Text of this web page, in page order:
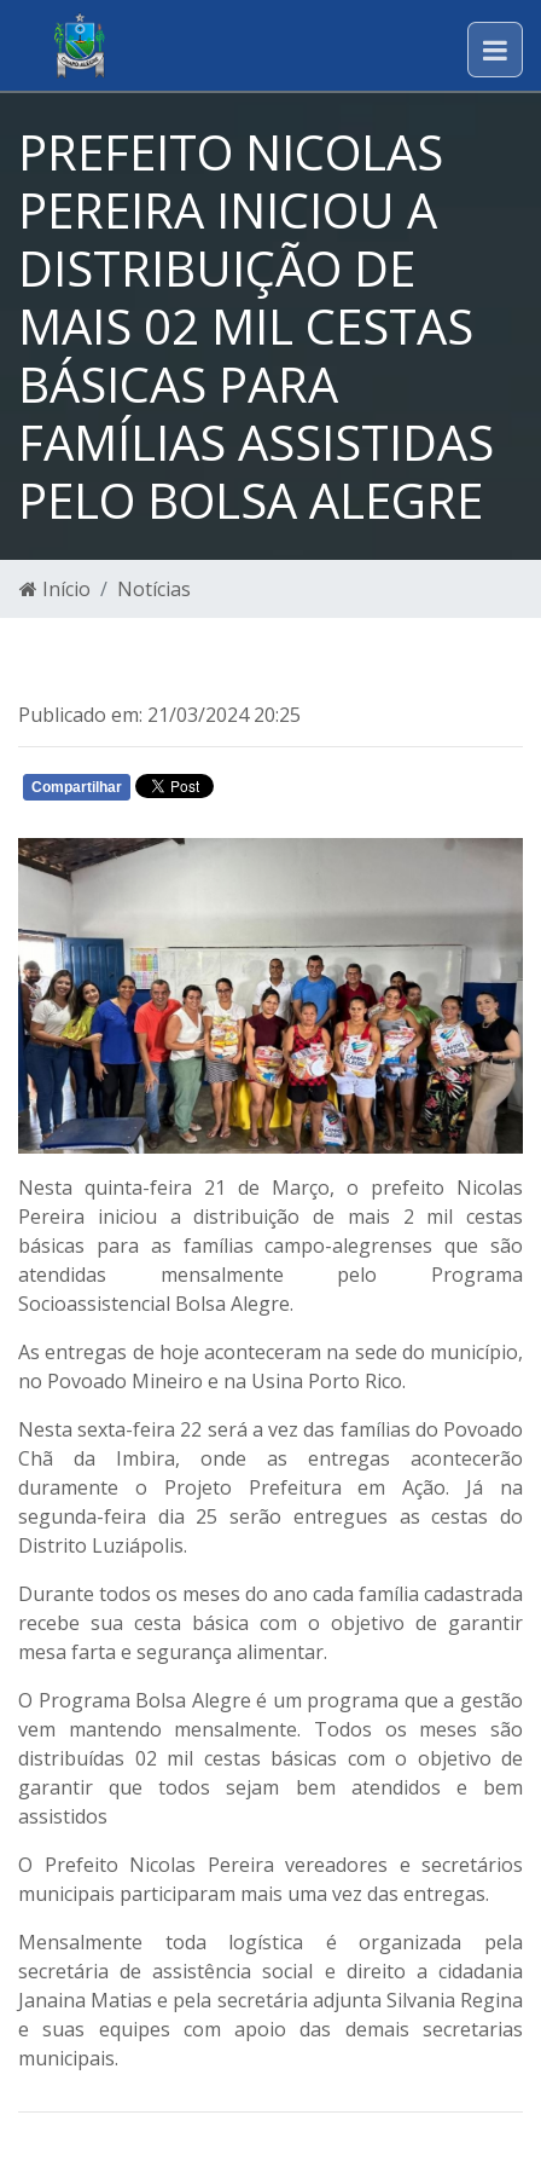
PREFEITO NICOLAS
PEREIRA INICIOU A
DISTRIBUIÇÃO DE
MAIS 02 MIL CESTAS
BÁSICAS PARA
FAMÍLIAS ASSISTIDAS
PELO BOLSA ALEGRE
Início Notícias
Publicado em: 21/03/2024 20:25
Compartilhar
Nesta quinta-feira 21 de Março, o prefeito Nicolas
Pereira iniciou a distribuição de mais 2 mil cestas
básicas para as famílias campo-alegrenses que são
atendidas mensalmente pelo Programa
Socioassistencial Bolsa Alegre.
As entregas de hoje aconteceram na sede do município,
no Povoado Mineiro e na Usina Porto Rico.
Nesta sexta-feira 22 será a vez das famílias do Povoado
Chã da Imbira, onde as entregas acontecerão
duramente o Projeto Prefeitura em Ação. Já na
segunda-feira dia 25 serão entregues as cestas do
Distrito Luziápolis.
Durante todos os meses do ano cada família cadastrada
recebe sua cesta básica com o objetivo de garantir
mesa farta e segurança alimentar.
O Programa Bolsa Alegre é um programa que a gestão
vem mantendo mensalmente. Todos os meses são
distribuídas 02 mil cestas básicas com o objetivo de
garantir que todos sejam bem atendidos e bem
assistidos
O Prefeito Nicolas Pereira vereadores e secretários
municipais participaram mais uma vez das entregas.
Mensalmente toda logística é organizada pela
secretária de assistência social e direito a cidadania
Janaina Matias e pela secretária adjunta Silvania Regina
e suas equipes com apoio das demais secretarias
municipais.